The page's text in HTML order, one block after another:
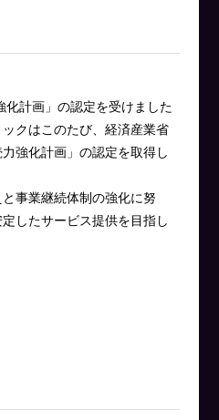
化計画」の認定を受けました
クはこのたび、経済産業省
強化計画」の認定を取得し
事業継続体制の強化に努
したサービス提供を目指し